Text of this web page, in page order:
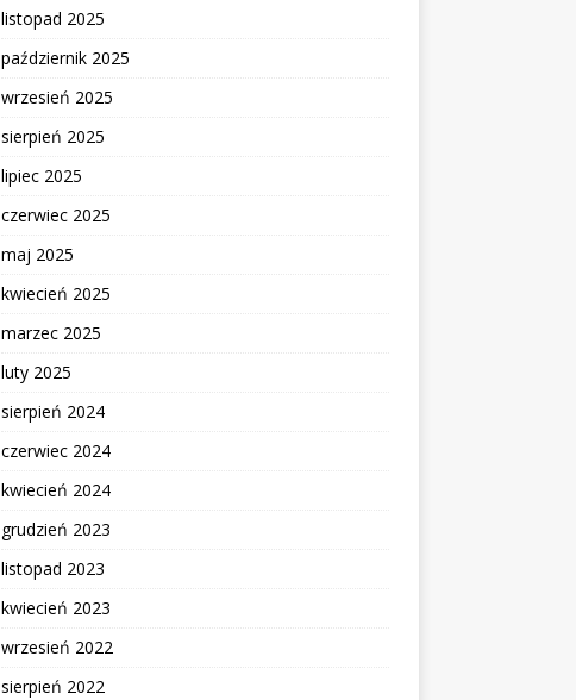
listopad 2025
październik 2025
wrzesień 2025
sierpień 2025
lipiec 2025
czerwiec 2025
maj 2025
kwiecień 2025
marzec 2025
luty 2025
sierpień 2024
czerwiec 2024
kwiecień 2024
grudzień 2023
listopad 2023
kwiecień 2023
wrzesień 2022
sierpień 2022